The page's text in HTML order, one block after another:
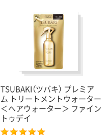
TSUBAKI（ツバキ） プレミア
ム トリートメントウォーター
＜ヘアウォーター＞ ファイン
トゥデイ